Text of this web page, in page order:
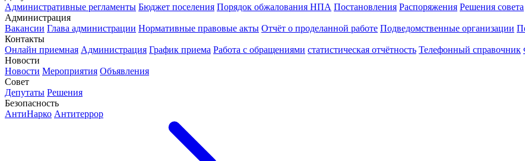
Административные регламенты Бюджет поселения Порядок обжалования НПА Постановления Распоряжения Решения совета
Администрация
Вакансии Глава администрации Нормативные правовые акты Отчёт о проделанной работе Подведомственные организации
Контакты
Онлайн приемная Администрация График приема Работа с обращениями статистическая отчётность Телефонный справочник
Новости
Новости Мероприятия Объявления
Совет
Депутаты Решения
Безопасность
АнтиНарко Антитеррор